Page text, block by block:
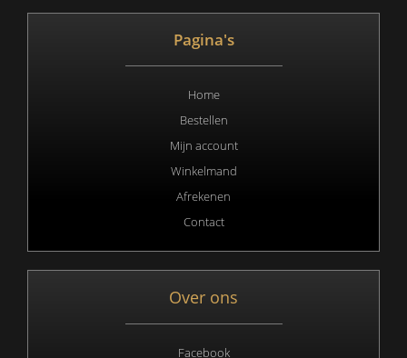
Pagina's
Home
Bestellen
Mijn account
Winkelmand
Afrekenen
Contact
Over ons
Facebook